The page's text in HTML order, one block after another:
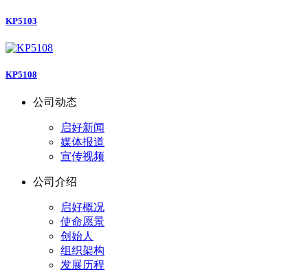
KP5103
KP5108
公司动态
启好新闻
媒体报道
宣传视频
公司介绍
启好概况
使命愿景
创始人
组织架构
发展历程